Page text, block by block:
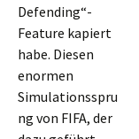
Defending“-
Feature kapiert
habe. Diesen
enormen
Simulationsspru
ng von FIFA, der